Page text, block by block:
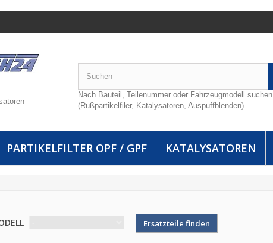
Nach Bauteil, Teilenummer oder Fahrzeugmodell suchen
(Rußpartikelfiler, Katalysatoren, Auspuffblenden)
PARTIKELFILTER OPF / GPF KATALYSATOREN